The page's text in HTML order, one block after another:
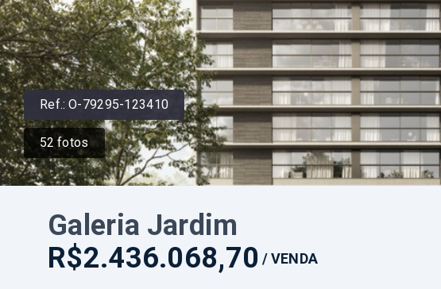
Ref.:O-79295-123410
52 fotos
Galeria Jardim
R$2.436.068,70 /VENDA